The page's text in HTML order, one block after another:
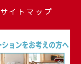
サイトマップ